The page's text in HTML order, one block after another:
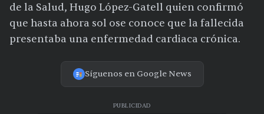
de la Salud, Hugo López-Gatell quien confirmó
que hasta ahora sol ose conoce que la fallecida
presentaba una enfermedad cardiaca crónica.
Síguenos en Google News
PUBLICIDAD